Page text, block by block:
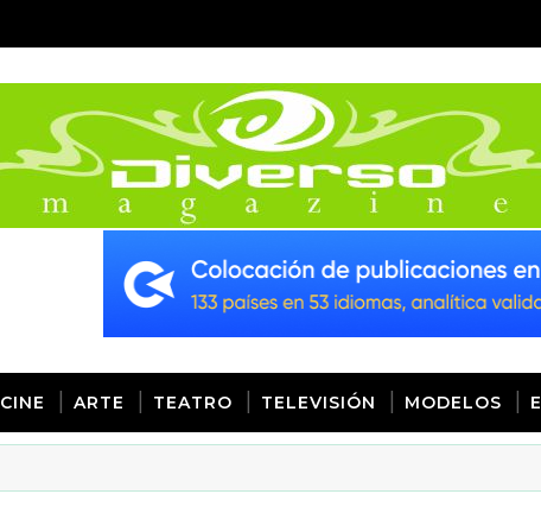
CINE ARTE TEATRO TELEVISIÓN MODELOS